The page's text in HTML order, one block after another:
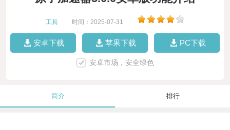
工具 时间：2025-07-31
安卓下载 苹果下载 PC下载
安卓市场，安全绿色
简介 排行